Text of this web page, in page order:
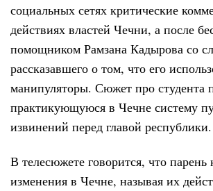
социальных сетях критические
действиях властей Чечни, а после
помощником Рамзана Кадырова со
рассказавшего о том, что его
манипуляторы. Сюжет про студента
практикующуюся в Чечне систему
извинений перед главой республики.
В телесюжете говорится, что парень
изменения в Чечне, называя их